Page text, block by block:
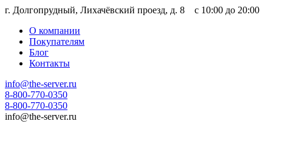
г. Долгопрудный, Лихачёвский проезд, д. 8 c 10:00 до 20:00
О компании
Покупателям
Блог
Контакты
info@the-server.ru
8-800-770-0350
8-800-770-0350
info@the-server.ru